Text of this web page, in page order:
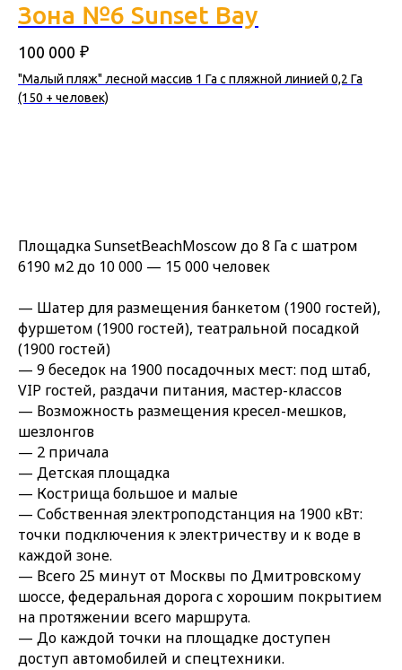
Зона №6 Sunset Bay
100 000 ₽
"Малый пляж" лесной массив 1 Га с пляжной линией 0,2 Га
(150 + человек)
Площадка SunsetBeachMoscow до 8 Га с шатром
6190 м2 до 10 000 — 15 000 человек
— Шатер для размещения банкетом (1900 гостей),
фуршетом (1900 гостей), театральной посадкой
(1900 гостей)
— 9 беседок на 1900 посадочных мест: под штаб,
VIP гостей, раздачи питания, мастер-классов
— Возможность размещения кресел-мешков,
шезлонгов
— 2 причала
— Детская площадка
— Кострища большое и малые
— Собственная электроподстанция на 1900 кВт:
точки подключения к электричеству и к воде в
каждой зоне.
— Всего 25 минут от Москвы по Дмитровскому
шоссе, федеральная дорога с хорошим покрытием
на протяжении всего маршрута.
— До каждой точки на площадке доступен
доступ автомобилей и спецтехники.